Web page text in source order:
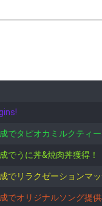
、別のルームへ行き★80×5色回収してときヲのSRで全投げする。
信 ③｢2｣を打ち、送信 ④｢3｣送信、
でタピオカミルクティー
でうに丼&焼肉丼獲得！
でリラクゼーションマッ
でオリジナルソング提